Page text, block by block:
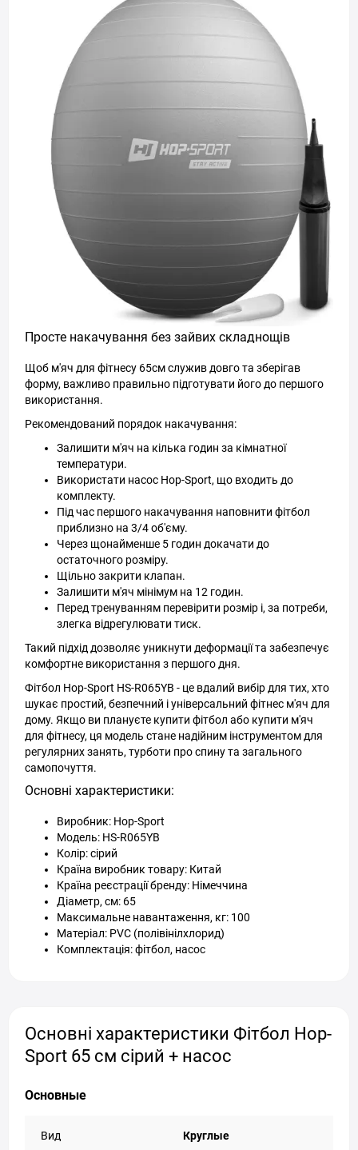
Просте накачування без зайвих складнощів
Щоб м'яч для фітнесу 65см служив довго та зберігав
форму, важливо правильно підготувати його до першого
використання.
Рекомендований порядок накачування:
Залишити м'яч на кілька годин за кімнатної
температури.
Використати насос Hop-Sport, що входить до
комплекту.
Під час першого накачування наповнити фітбол
приблизно на 3/4 об'єму.
Через щонайменше 5 годин докачати до
остаточного розміру.
Щільно закрити клапан.
Залишити м'яч мінімум на 12 годин.
Перед тренуванням перевірити розмір і, за потреби,
злегка відрегулювати тиск.
Такий підхід дозволяє уникнути деформації та забезпечує
комфортне використання з першого дня.
Фітбол Hop-Sport HS-R065YB - це вдалий вибір для тих, хто
шукає простий, безпечний і універсальний фітнес м'яч для
дому. Якщо ви плануєте купити фітбол або купити м'яч
для фітнесу, ця модель стане надійним інструментом для
регулярних занять, турботи про спину та загального
самопочуття.
Основні характеристики:
Виробник: Hop-Sport
Модель: HS-R065YB
Колір: сірий
Країна виробник товару: Китай
Країна реєстрації бренду: Німеччина
Діаметр, см: 65
Максимальне навантаження, кг: 100
Матеріал: PVC (полівінілхлорид)
Комплектація: фітбол, насос
Основні характеристики Фітбол Hop-
Sport 65 см сірий + насос
Основные
Вид Круглые